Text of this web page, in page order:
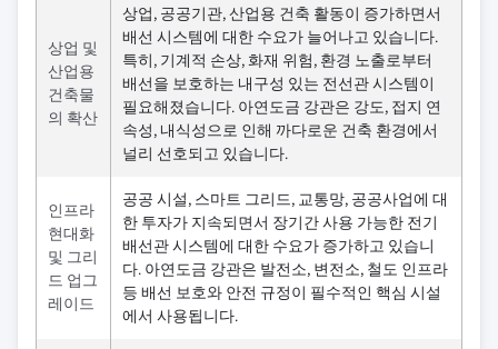
상업 및
산업용
건축물
의 확산
상업, 공공기관, 산업용 건축 활동이 증가하면서
배선 시스템에 대한 수요가 늘어나고 있습니다.
특히, 기계적 손상, 화재 위험, 환경 노출로부터
배선을 보호하는 내구성 있는 전선관 시스템이
필요해졌습니다. 아연도금 강관은 강도, 접지 연
속성, 내식성으로 인해 까다로운 건축 환경에서
널리 선호되고 있습니다.
인프라
현대화
및 그리
드 업그
레이드
공공 시설, 스마트 그리드, 교통망, 공공사업에 대
한 투자가 지속되면서 장기간 사용 가능한 전기
배선관 시스템에 대한 수요가 증가하고 있습니
다. 아연도금 강관은 발전소, 변전소, 철도 인프라
등 배선 보호와 안전 규정이 필수적인 핵심 시설
에서 사용됩니다.